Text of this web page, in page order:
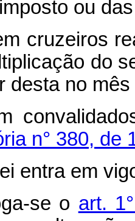
ou
cruzeiros
do
desta no
n° 380, de
entra em
se o art.